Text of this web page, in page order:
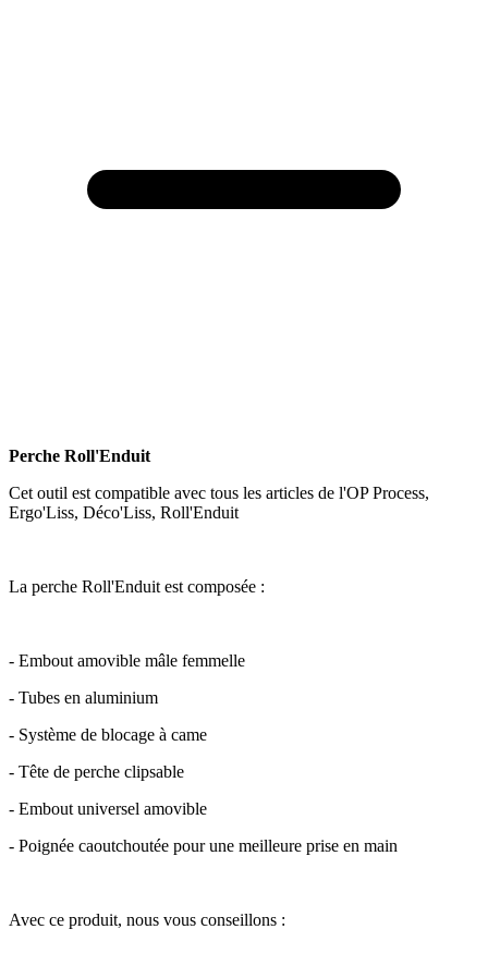
Perche Roll'Enduit
Cet outil est compatible avec tous les articles de l'OP Process,
Ergo'Liss, Déco'Liss, Roll'Enduit
La perche Roll'Enduit est composée :
- Embout amovible mâle femmelle
- Tubes en aluminium
- Système de blocage à came
- Tête de perche clipsable
- Embout universel amovible
- Poignée caoutchoutée pour une meilleure prise en main
Avec ce produit, nous vous conseillons :